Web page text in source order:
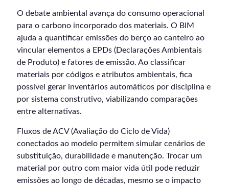
O debate ambiental avança do consumo operacional
para o carbono incorporado dos materiais. O BIM
ajuda a quantificar emissões do berço ao canteiro ao
vincular elementos a EPDs (Declarações Ambientais
de Produto) e fatores de emissão. Ao classificar
materiais por códigos e atributos ambientais, fica
possível gerar inventários automáticos por disciplina e
por sistema construtivo, viabilizando comparações
entre alternativas.
Fluxos de ACV (Avaliação do Ciclo de Vida)
conectados ao modelo permitem simular cenários de
substituição, durabilidade e manutenção. Trocar um
material por outro com maior vida útil pode reduzir
emissões ao longo de décadas, mesmo se o impacto